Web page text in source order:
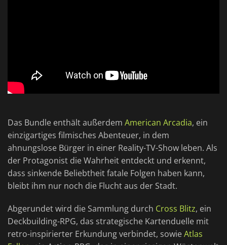
Das Bundle enthält außerdem American Arcadia, ein
einzigartiges filmisches Abenteuer, in dem
ahnungslose Bürger in einer Reality-TV-Show leben. Als
der Protagonist die Wahrheit entdeckt und erkennt,
dass sinkende Beliebtheit fatale Folgen haben kann,
bleibt ihm nur noch die Flucht aus der Stadt.
Abgerundet wird die Sammlung durch Cross Blitz, ein
Deckbuilding-RPG, das strategische Kartenduelle mit
retro-inspirierter Erkundung verbindet, sowieAtlas